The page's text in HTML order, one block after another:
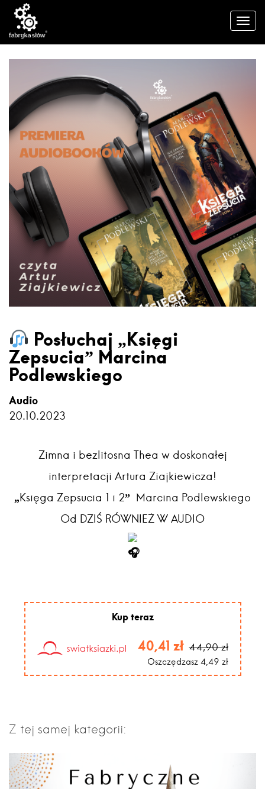
Posłuchaj „Księgi
Zepsucia” Marcina
Podlewskiego
Audio
20.10.2023
Zimna i bezlitosna Thea w doskonałej
interpretacji Artura Ziajkiewicza!
„Księga Zepsucia 1 i 2” Marcina Podlewskiego
Od DZIŚ RÓWNIEŻ W AUDIO
Kup teraz
40,41 zł 44,90 zł
Oszczędzasz 4,49 zł
Z tej samej kategorii: